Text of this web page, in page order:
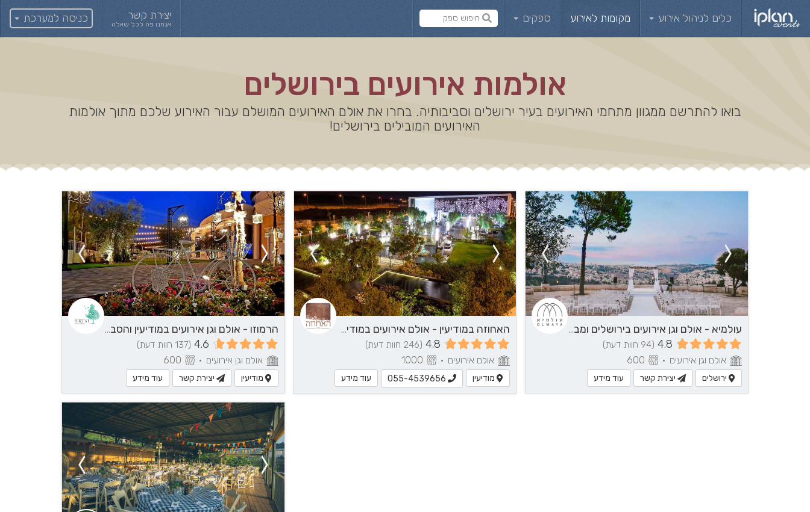
כלים לניהול אירוע מקומות לאירוע ספקים יצירת קשר
אנחנו פה לכל שאלה כניסה למערכת
אולמות אירועים בירושלים
בואו להתרשם ממגוון מתחמי האירועים בעיר ירושלים וסביבותיה. בחרו את אולם האירועים המושלם עבור האירוע שלכם מתוך אולמות
האירועים המובילים בירושלים!
עולמיא - אולם וגן אירועים בירושלים ומבואותיה
4.8 (94 חוות דעת)
אולם וגן אירועים •
ירושלים יצירת קשר עוד מידע
האחוזה במודיעין - אולם אירועים במודיעין והסביבה
4.8 (246 חוות דעת)
אולם אירועים •
מודיעין 055-4539656 עוד מידע
הרמוזו - אולם וגן אירועים במודיעין והסביבה
4.6 (137 חוות דעת)
אולם וגן אירועים •
מודיעין יצירת קשר עוד מידע